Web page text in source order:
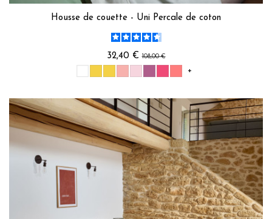
Housse de couette - Uni Percale de coton
32,40 €108,00 €
+